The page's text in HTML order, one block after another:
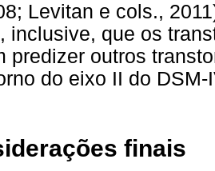
Levitan e cols.,
inclusive, que os
predizer outros
do eixo II do DSM-
finais